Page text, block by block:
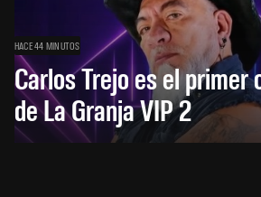
HACE 44 MINUTOS
Carlos Trejo es el primer
de La Granja VIP 2